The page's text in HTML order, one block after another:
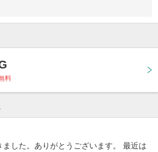
料
した。ありがとうございます。 最近は